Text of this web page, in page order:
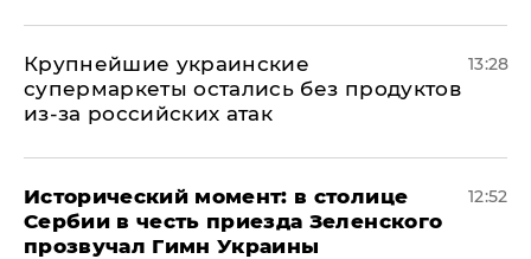
Крупнейшие украинские
супермаркеты остались без продуктов
из-за российских атак
13:28
Исторический момент: в столице
Сербии в честь приезда Зеленского
прозвучал Гимн Украины
12:52